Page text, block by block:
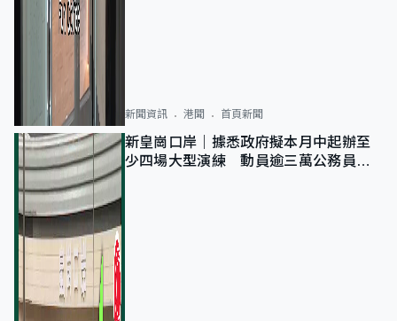
新聞資訊 港聞 首頁新聞
新皇崗口岸｜據悉政府擬本月中起辦至
少四場大型演練 動員逾三萬公務員人